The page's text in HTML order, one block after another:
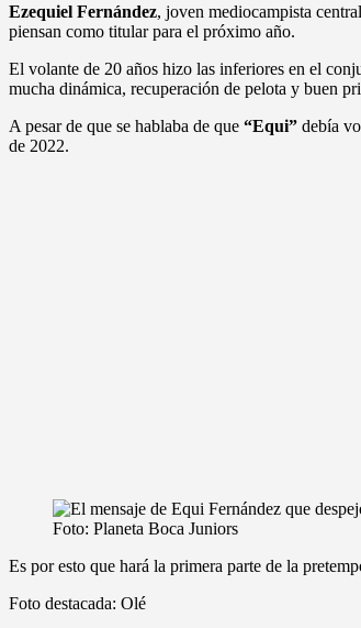
Ezequiel Fernández, joven mediocampista
piensan como titular para el próximo año.
El volante de 20 años hizo las inferiores en el
mucha dinámica, recuperación de pelota y buen
A pesar de que se hablaba de que “Equi” debía
de 2022.
Foto: Planeta Boca Juniors
Es por esto que hará la primera parte de la
Foto destacada: Olé